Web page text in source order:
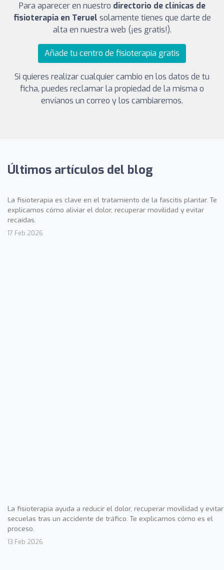
Para aparecer en nuestro directorio de clínicas de
fisioterapia en Teruel solamente tienes que darte de
alta en nuestra web (¡es gratis!).
Añade tu centro de fisioterapia gratis
Si quieres realizar cualquier cambio en los datos de tu
ficha, puedes reclamar la propiedad de la misma o
envíanos un correo y los cambiaremos.
Últimos artículos del blog
La fisioterapia es clave en el tratamiento de la fascitis plantar. Te
explicamos cómo aliviar el dolor, recuperar movilidad y evitar
recaídas.
17 Feb 2026
La fisioterapia ayuda a reducir el dolor, recuperar movilidad y evitar
secuelas tras un accidente de tráfico. Te explicamos cómo es el
proceso.
13 Feb 2026